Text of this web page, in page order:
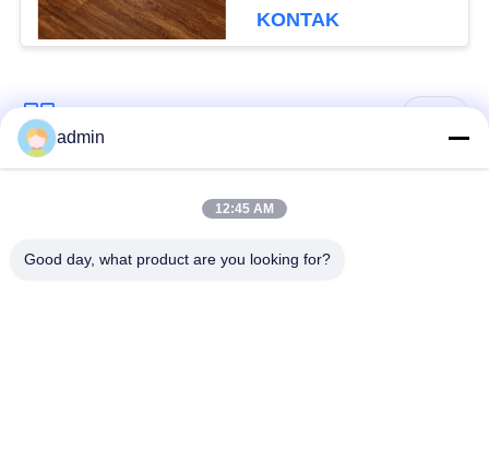
KONTAK
Bad Request
Lantai ubin vinil
admin
12:45 AM
Good day, what product are you looking for?